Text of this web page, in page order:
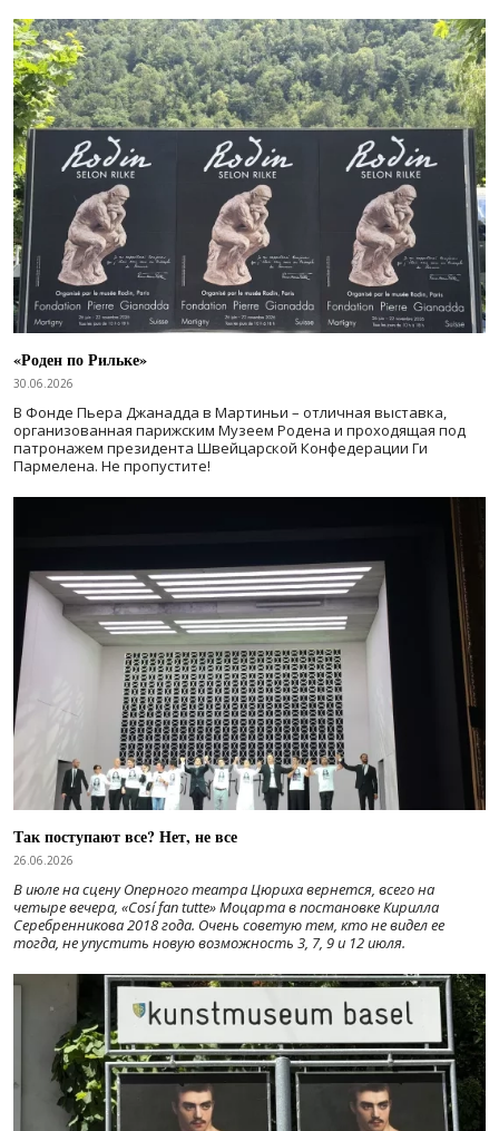
«Роден по Рильке»
30.06.2026
В Фонде Пьера Джанадда в Мартиньи – отличная выставка,
организованная парижским Музеем Родена и проходящая под
патронажем президента Швейцарской Конфедерации Ги
Пармелена. Не пропустите!
Так поступают все? Нет, не все
26.06.2026
В июле на сцену Оперного театра Цюриха вернется, всего на
четыре вечера, «Cosí fan tutte» Моцарта в постановке Кирилла
Серебренникова 2018 года. Очень советую тем, кто не видел ее
тогда, не упустить новую возможность 3, 7, 9 и 12 июля.